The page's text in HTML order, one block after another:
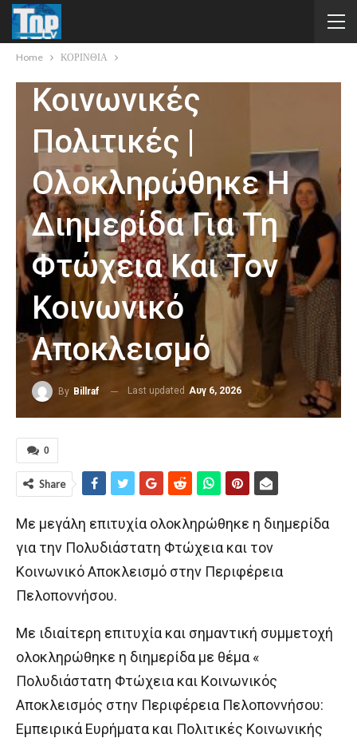
Home ΚΟΡΙΝΘΙΑ
Επενδύει Στη
Γνώση Και Τις
Κοινωνικές
Πολιτικές |
Ολοκληρώθηκε Η
Διημερίδα Για Τη
Φτώχεια Και Τον
Κοινωνικό
Αποκλεισμό
By Billraf Last updated Αυγ 6, 2026
0
Share
Με μεγάλη επιτυχία ολοκληρώθηκε η διημερίδα
για την Πολυδιάστατη Φτώχεια και τον
Κοινωνικό Αποκλεισμό στην Περιφέρεια
Πελοποννήσου.
Με ιδιαίτερη επιτυχία και σημαντική συμμετοχή
ολοκληρώθηκε η διημερίδα με θέμα «
Πολυδιάστατη Φτώχεια και Κοινωνικός
Αποκλεισμός στην Περιφέρεια Πελοποννήσου:
Εμπειρικά Ευρήματα και Πολιτικές Κοινωνικής